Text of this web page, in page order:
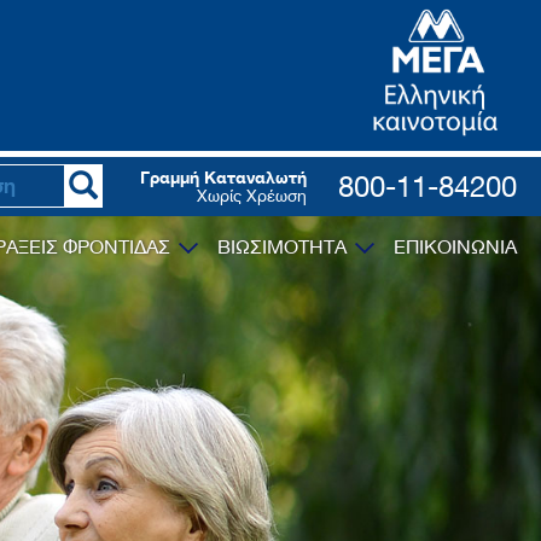
Γραμμή Καταναλωτή
Χωρίς Χρέωση 800-11-84200
ΦΡΟΝΤΙΔΑΣ ΒΙΩΣΙΜΟΤΗΤΑ ΕΠΙΚΟΙΝΩΝΙΑ